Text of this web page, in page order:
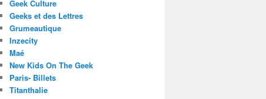
Geek Culture
Geeks et des Lettres
Grumeautique
Inzecity
Maé
New Kids On The Geek
Paris- Billets
Titanthalie